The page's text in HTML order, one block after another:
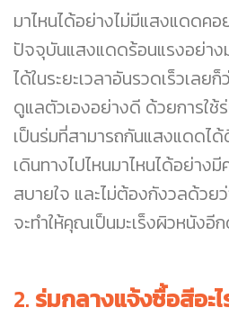
มาไหนได้อย่างไม่มีแสงแดดคอ
ปัจจุบันแสงแดดร้อนแรงอย่าง
ได้ในระยะเวลาอันรวดเร็วเล
ดูแลตัวเองอย่างดี ด้วยการใช้
เป็นร่มที่สามารถกันแสงแดดไ
เดินทางไปไหนมาไหนได้อย่าง
สบายใจ และไม่ต้องกังวลด้วย
จะทำให้คุณเป็นมะเร็งผิวหนังอี
2. ร่มกลางแจ้งซื้อสีอะ